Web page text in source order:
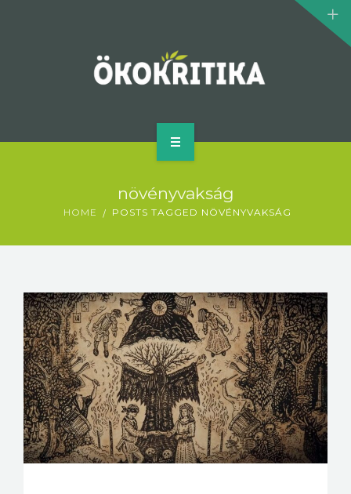
MI AZ ÖKOKRITIKA?
SZERZŐ
KAPCSOLAT
növényvakság
HOME POSTS TAGGED NÖVÉNYVAKSÁG